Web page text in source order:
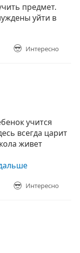
предмет.
уйти в
Интересно
учится
всегда царит
живет
Интересно